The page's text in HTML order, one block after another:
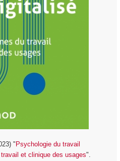
" Psychologie du travail
et clinique des usages".